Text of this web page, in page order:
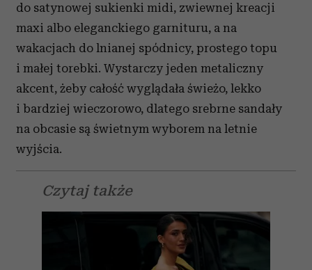
do satynowej sukienki midi, zwiewnej kreacji
maxi albo eleganckiego garnituru, a na
wakacjach do lnianej spódnicy, prostego topu
i małej torebki. Wystarczy jeden metaliczny
akcent, żeby całość wyglądała świeżo, lekko
i bardziej wieczorowo, dlatego srebrne sandały
na obcasie są świetnym wyborem na letnie
wyjścia.
Czytaj także